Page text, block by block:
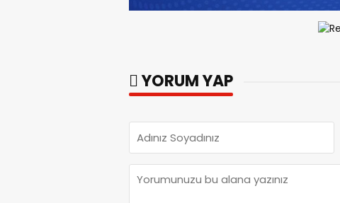
YORUM YAP